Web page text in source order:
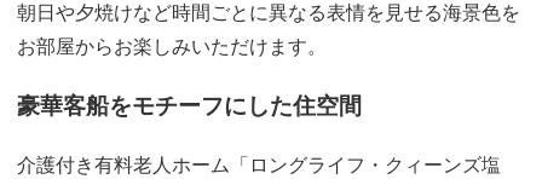
朝日や夕焼けなど時間ごとに異なる表情を見せる海景色を
お部屋からお楽しみいただけます。
豪華客船をモチーフにした住空間
介護付き有料老人ホーム「ロングライフ・クィーンズ塩